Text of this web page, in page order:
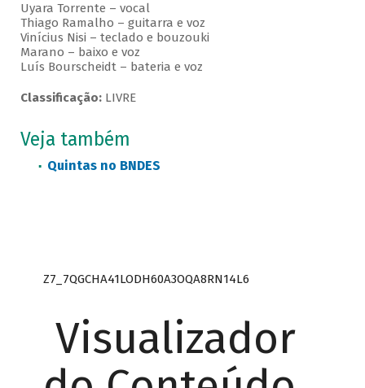
Uyara Torrente – vocal
Thiago Ramalho – guitarra e voz
Vinícius Nisi – teclado e bouzouki
Marano – baixo e voz
Luís Bourscheidt – bateria e voz
Classificação:LIVRE
Veja também
Quintas no BNDES
Z7_7QGCHA41LODH60A3OQA8RN14L6
Visualizador